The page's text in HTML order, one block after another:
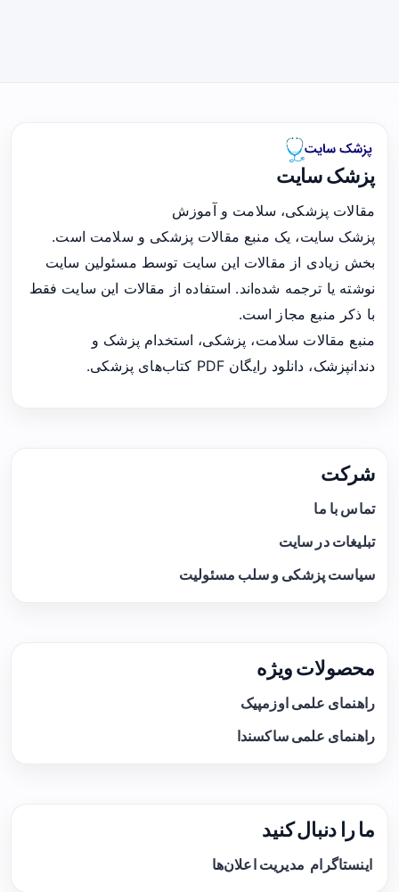
پزشک سایت
مقالات پزشکی، سلامت و آموزش
پزشک سایت، یک منبع مقالات پزشکی و سلامت است.
بخش زیادی از مقالات این سایت توسط مسئولین سایت
نوشته یا ترجمه شده‌اند. استفاده از مقالات این سایت فقط
با ذکر منبع مجاز است.
منبع مقالات سلامت، پزشکی، استخدام پزشک و
دندانپزشک، دانلود رایگان PDF کتاب‌های پزشکی.
شرکت
تماس با ما
تبلیغات در سایت
سیاست پزشکی و سلب مسئولیت
محصولات ویژه
راهنمای علمی اوزمپیک
راهنمای علمی ساکسندا
ما را دنبال کنید
اینستاگرام مدیریت اعلان‌ها